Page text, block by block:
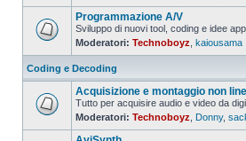
da
leggere
Nessun
messaggio
da
leggere
Programmazione A/V
Sviluppo di nuovi tool, coding e idee
Moderatori: Technoboyz kaiousama
Coding e Decoding
Nessun
messaggio
Acquisizione e montaggio non
Tutto per acquisire audio e video da
Moderatori: Technoboyz Donny,